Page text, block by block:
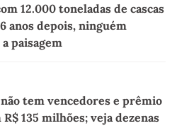
12.000 toneladas de cascas
anos depois, ninguém
paisagem
tem vencedores e prêmio
135 milhões; veja dezenas